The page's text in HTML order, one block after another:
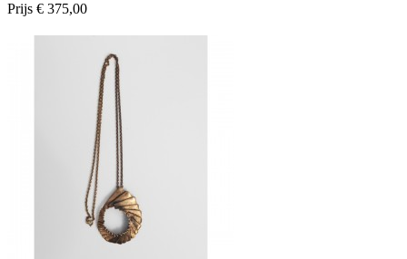
Prijs € 375,00